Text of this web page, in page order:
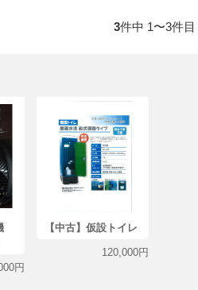
3件中 1〜3件目
円
【中古】仮設トイレ
120,000円